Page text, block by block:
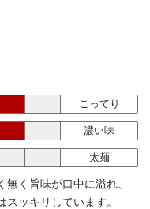
こってり
濃い味
太麺
く旨味が口中に溢れ、
ッキリしています。